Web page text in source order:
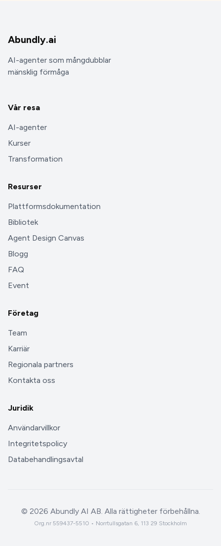
Abundly.ai
AI-agenter som mångdubblar
mänsklig förmåga
Vår resa
AI-agenter
Kurser
Transformation
Resurser
Plattformsdokumentation
Bibliotek
Agent Design Canvas
Blogg
FAQ
Event
Företag
Team
Karriär
Regionala partners
Kontakta oss
Juridik
Användarvillkor
Integritetspolicy
Databehandlingsavtal
© 2026 Abundly AI AB. Alla rättigheter förbehållna.
Org.nr 559437-5510 • Norrtullsgatan 6, 113 29 Stockholm